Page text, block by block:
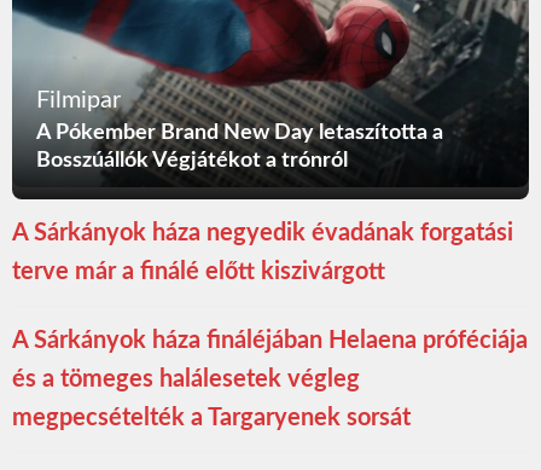
Filmipar
A Pókember Brand New Day letaszította a
Bosszúállók Végjátékot a trónról
A Sárkányok háza negyedik évadának forgatási
terve már a finálé előtt kiszivárgott
A Sárkányok háza fináléjában Helaena próféciája
és a tömeges halálesetek végleg
megpecsételték a Targaryenek sorsát